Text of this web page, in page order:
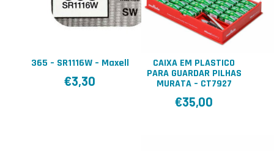
365 – SR1116W – Maxell
€3,30
CAIXA EM PLASTICO
PARA GUARDAR PILHAS
MURATA – CT7927
€35,00